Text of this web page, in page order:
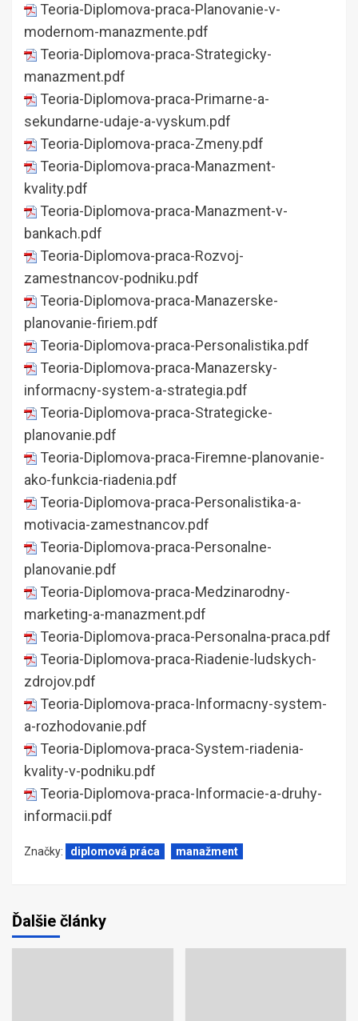
Teoria-Diplomova-praca-Planovanie-v-
modernom-manazmente.pdf
Teoria-Diplomova-praca-Strategicky-
manazment.pdf
Teoria-Diplomova-praca-Primarne-a-
sekundarne-udaje-a-vyskum.pdf
Teoria-Diplomova-praca-Zmeny.pdf
Teoria-Diplomova-praca-Manazment-
kvality.pdf
Teoria-Diplomova-praca-Manazment-v-
bankach.pdf
Teoria-Diplomova-praca-Rozvoj-
zamestnancov-podniku.pdf
Teoria-Diplomova-praca-Manazerske-
planovanie-firiem.pdf
Teoria-Diplomova-praca-Personalistika.pdf
Teoria-Diplomova-praca-Manazersky-
informacny-system-a-strategia.pdf
Teoria-Diplomova-praca-Strategicke-
planovanie.pdf
Teoria-Diplomova-praca-Firemne-planovanie-
ako-funkcia-riadenia.pdf
Teoria-Diplomova-praca-Personalistika-a-
motivacia-zamestnancov.pdf
Teoria-Diplomova-praca-Personalne-
planovanie.pdf
Teoria-Diplomova-praca-Medzinarodny-
marketing-a-manazment.pdf
Teoria-Diplomova-praca-Personalna-praca.pdf
Teoria-Diplomova-praca-Riadenie-ludskych-
zdrojov.pdf
Teoria-Diplomova-praca-Informacny-system-
a-rozhodovanie.pdf
Teoria-Diplomova-praca-System-riadenia-
kvality-v-podniku.pdf
Teoria-Diplomova-praca-Informacie-a-druhy-
informacii.pdf
Značky: diplomová práca manažment
Ďalšie články